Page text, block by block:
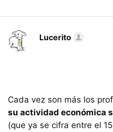
Lucerito
Cada vez son más los
su actividad económica
(que ya se cifra entre el